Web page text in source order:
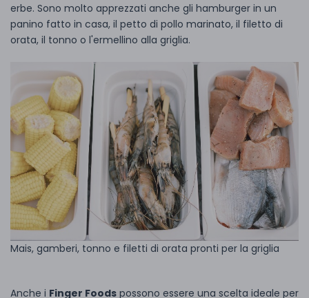
erbe. Sono molto apprezzati anche gli hamburger in un
panino fatto in casa, il petto di pollo marinato, il filetto di
orata, il tonno o l'ermellino alla griglia.
Mais, gamberi, tonno e filetti di orata pronti per la griglia
Anche i Finger Foods possono essere una scelta ideale per